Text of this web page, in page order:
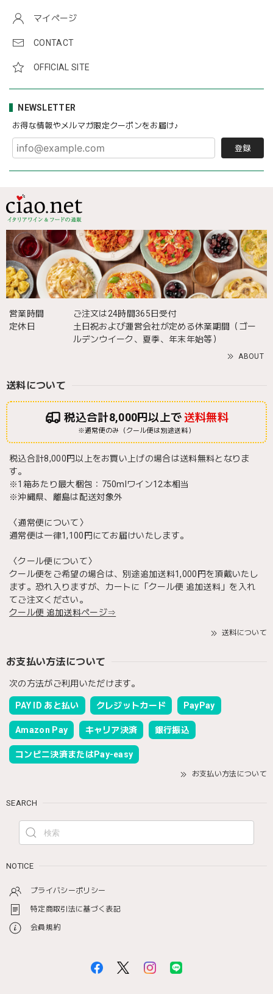
マイページ
CONTACT
OFFICIAL SITE
NEWSLETTER
お得な情報やメルマガ限定クーポンをお届け♪
登録
営業時間
ご注文は24時間365日受付
定休日
土日祝および運営会社が定める休業期間（ゴー
ルデンウイーク、夏季、年末年始等）
ABOUT
送料について
税込合計8,000円以上で送料無料
※通常便のみ（クール便は別途送料）
税込合計8,000円以上をお買い上げの場合は送料無料となりま
す。
※1箱あたり最大梱包：750mlワイン12本相当
※沖縄県、離島は配送対象外
〈通常便について〉
通常便は一律1,100円にてお届けいたします。
〈クール便について〉
クール便をご希望の場合は、別途追加送料1,000円を頂戴いたし
ます。恐れ入りますが、カートに「クール便 追加送料」を入れ
てご注文ください。
クール便 追加送料ページ⇒
送料について
お支払い方法について
次の方法がご利用いただけます。
PAY ID あと払い クレジットカード PayPay
Amazon Pay キャリア決済 銀行振込
コンビニ決済またはPay-easy
お支払い方法について
SEARCH
NOTICE
プライバシーポリシー
特定商取引法に基づく表記
会員規約